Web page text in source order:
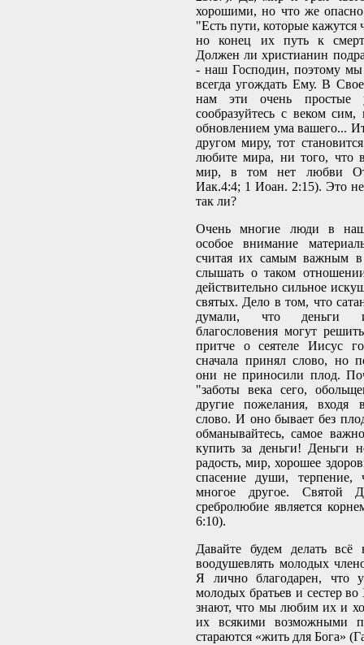
хорошими, но что же
"Есть пути, которые
но конец их путь к
Должен ли христианин
- наш Господин, поэтому мы
всегда угождать Ему. В
нам эти очень простые
сообразуйтесь с веком сим,
обновлением ума вашего...
другом миру, тот
любите мира, ни того, что
мир, в том нет любви
Иак.4:4; 1 Иоан. 2:15). Это
так ли?
Очень многие люди в
особое внимание
считая их самым важным
слышать о таком
действительно сильное
святых. Дело в том, что
думали, что деньги и
благословения могут
притче о сеятеле Иисус
сначала принял слово, но
они не приносили плод.
"заботы века сего,
другие пожелания, входя
слово. И оно бывает без
обманывайтесь, самое
купить за деньги! Деньги
радость, мир, хорошее
спасение души, терпение,
многое другое. Святой
сребролюбие является
6:10).
Давайте будем делать всё
воодушевлять молодых
Я лично благодарен, что
молодых братьев и сестер
знают, что мы любим их и
их всякими возможными
стараются «жить для Бога»